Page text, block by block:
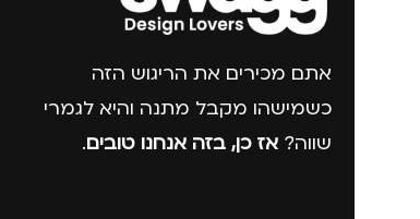
אתם מכירים את הריגוש הזה
כשמישהו מקבל מתנה והיא לגמרי
שווה? אז כן, בזה אנחנו טובים.